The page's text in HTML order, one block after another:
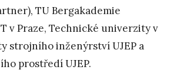
TU Bergakademie
v Praze, Technické univerzity v
strojního inženýrství UJEP a
prostředí UJEP.